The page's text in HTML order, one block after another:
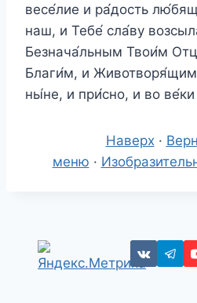
весе́лие и ра́дость
наш, и Тебе́ сла́ву
Безнача́льным Твои́м
Благи́м, и
ны́не, и при́сно, и во
Наверх ·
меню ·